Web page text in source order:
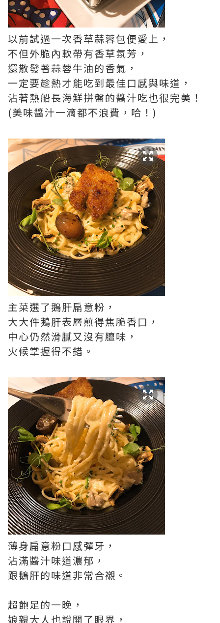
以前試過一次香草蒜蓉包便愛上，
不但外脆內軟帶有香草氛芳，
還散發著蒜蓉牛油的香氣，
一定要趁熱才能吃到最佳口感與味道，
沾著熱船長海鮮拼盤的醬汁吃也很完美！
(美味醬汁一滴都不浪費，哈！ )
主菜選了鵝肝扁意粉，
大大件鵝肝表層煎得焦脆香口，
中心仍然滑膩又沒有膻味，
火候掌握得不錯。
薄身扁意粉口感彈牙，
沾滿醬汁味道濃郁，
跟鵝肝的味道非常合襯。
超飽足的一晚，
娘親大人也說開了眼界，